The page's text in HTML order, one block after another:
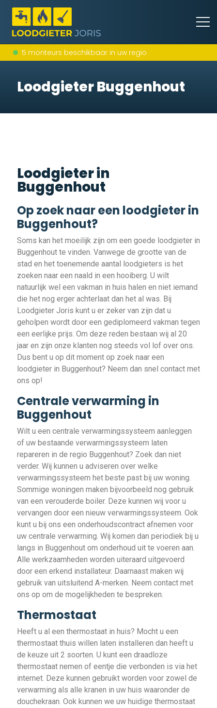
5 monteurs beschikbaar in uw regio
Loodgieter Buggenhout
Loodgieter in
Buggenhout
Op zoek naar een loodgieter in
Buggenhout?
Soms kan het moeilijk zijn om een goede loodgieter in
Buggenhout te vinden. Vanwege de grootte van de
stad en het toenemende aantal loodgieters is het
zoeken naar een naald in een hooiberg. U wilt
natuurlijk wel een vakman in huis halen en niet iemand
die het nog erger achterlaat dan het al was. Bij
Loodgieter Joris kunt u er zeker van zijn dat u
geholpen wordt door een gediplomeerd vakman tegen
een eerlijke prijs. Om deze reden bestaan wij al 20
jaar en zijn onze klanten nog steeds vol lof over ons.
Dus bent u op dit moment op zoek naar een
loodgieter in Buggenhout? Neem dan snel contact met
ons op!
Centrale verwarming in
Buggenhout
Wilt u een centrale verwarmingssysteem aanleggen
of uw bestaande verwarmingssysteem laten
repareren in de regio Buggenhout? Zoek dan niet
verder. Wij kunnen u adviseren over welke
verwarmingssysteem het beste past bij uw woning.
Sommige woningen maken bijvoorbeeld nog gebruik
van een verouderde boiler. Deze kunnen wij voor u
vervangen door een nieuw verwarmingssysteem. Ook
kunt u bij ons een onderhoudscontract afnemen voor
uw centrale verwarming. Wij komen dan periodiek bij u
langs in Buggenhout om onderhoud uit te voeren aan.
Alle werkzaamheden worden uiteraard uitgevoerd
door een erkend installateur. Daarnaast maken wij
gebruik van uitsluitend A-merken. Neem contact met
ons op om de mogelijkheden te bespreken.
Thermostaat
Heeft u al een thermostaat in huis? Mocht u een
thermostaat thuis willen laten installeren dan heeft u
de keuze uit 2 soorten. U kunt een draadloze
thermostaat nemen of eentje die verbonden is via het
internet. Deze kunnen gebruikt worden voor zowel de
verwarming als alle kranen in uw huis waaronder de
douchekraan. Ook kunnen we uw huidige thermostaat